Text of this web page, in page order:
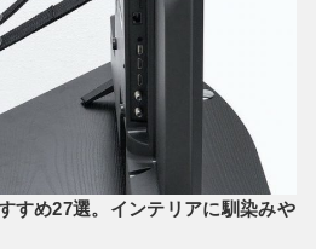
すめ27選。インテリアに馴染みや